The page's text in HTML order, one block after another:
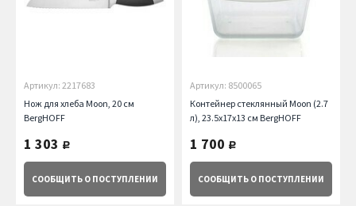
Артикул: 2217683
Нож для хлеба Moon, 20 см
BergHOFF
1 303 руб.
СООБЩИТЬ О ПОСТУПЛЕНИИ
Артикул: 8500065
Контейнер стеклянный Moon (2.7
л), 23.5х17х13 см BergHOFF
1 700 руб.
СООБЩИТЬ О ПОСТУПЛЕНИИ